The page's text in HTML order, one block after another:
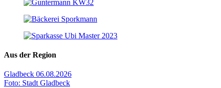
Aus der Region
Gladbeck 06.08.2026
Foto: Stadt Gladbeck